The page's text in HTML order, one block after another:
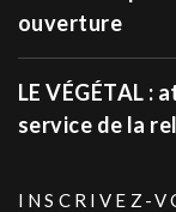
ouverture
LE VÉGÉTAL
service de la
INSCRIVEZ-